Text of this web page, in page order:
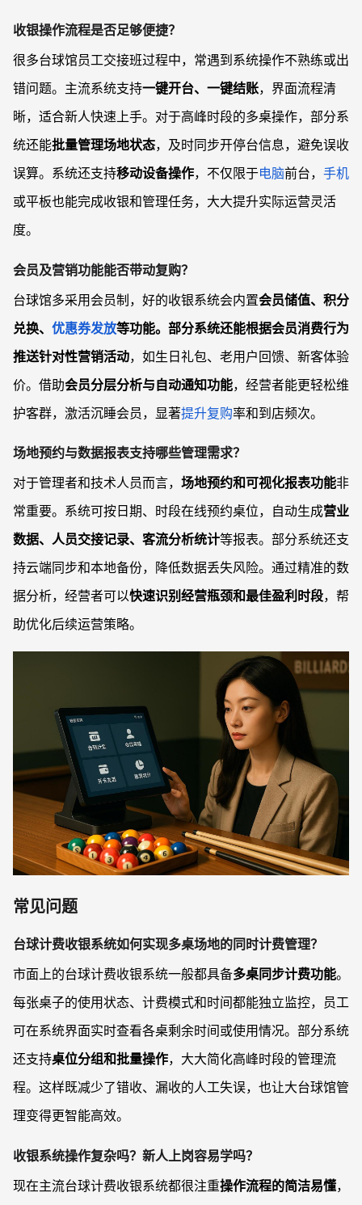
收银操作流程是否足够便捷？
很多台球馆员工交接班过程中，常遇到系统操作不熟练或出
错问题。主流系统支持一键开台、一键结账，界面流程清
晰，适合新人快速上手。对于高峰时段的多桌操作，部分系
统还能批量管理场地状态，及时同步开停台信息，避免误收
误算。系统还支持移动设备操作，不仅限于电脑前台， 手机
或平板也能完成收银和管理任务，大大提升实际运营灵活
度。
会员及营销功能能否带动复购？
台球馆多采用会员制，好的收银系统会内置会员储值、积分
兑换、 优惠券发放等功能。部分系统还能根据会员消费行为
推送针对性营销活动，如生日礼包、老用户回馈、新客体验
价。借助会员分层分析与自动通知功能，经营者能更轻松维
护客群，激活沉睡会员，显著提升复购率和到店频次。
场地预约与数据报表支持哪些管理需求？
对于管理者和技术人员而言， 场地预约和可视化报表功能非
常重要。系统可按日期、时段在线预约桌位，自动生成营业
数据、人员交接记录、客流分析统计等报表。部分系统还支
持云端同步和本地备份，降低数据丢失风险。通过精准的数
据分析，经营者可以快速识别经营瓶颈和最佳盈利时段，帮
助优化后续运营策略。
常见问题
台球计费收银系统如何实现多桌场地的同时计费管理？
市面上的台球计费收银系统一般都具备多桌同步计费功能。
每张桌子的使用状态、计费模式和时间都能独立监控，员工
可在系统界面实时查看各桌剩余时间或使用情况。部分系统
还支持桌位分组和批量操作，大大简化高峰时段的管理流
程。这样既减少了错收、漏收的人工失误，也让大台球馆管
理变得更智能高效。
收银系统操作复杂吗？新人上岗容易学吗？
现在主流台球计费收银系统都很注重操作流程的简洁易懂，